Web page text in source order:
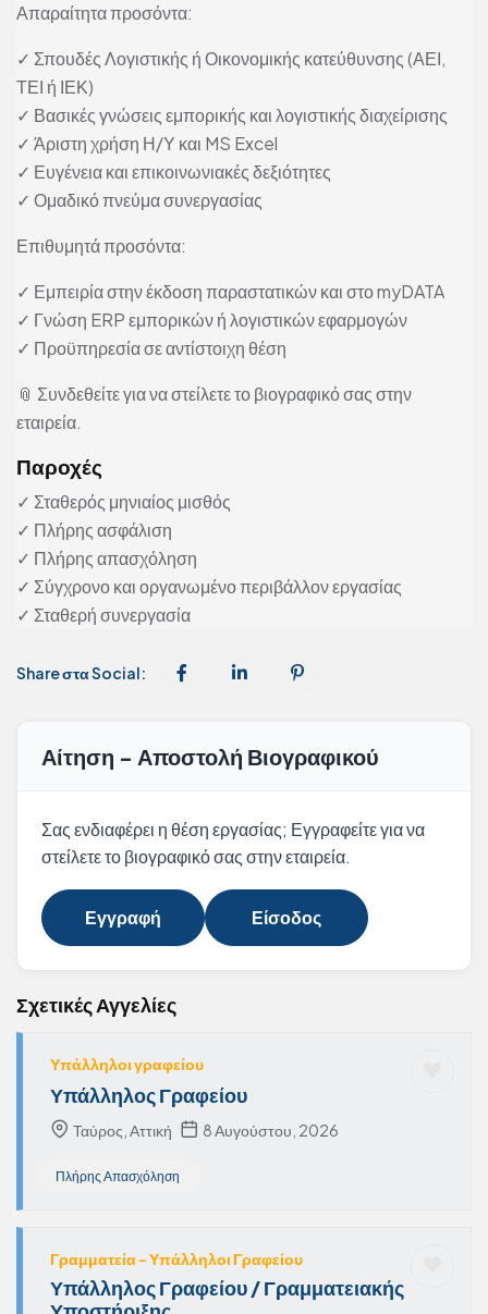
Απαραίτητα προσόντα:
✓ Σπουδές Λογιστικής ή Οικονομικής κατεύθυνσης (ΑΕΙ,
ΤΕΙ ή ΙΕΚ)
✓ Βασικές γνώσεις εμπορικής και λογιστικής διαχείρισης
✓ Άριστη χρήση Η/Υ και MS Excel
✓ Ευγένεια και επικοινωνιακές δεξιότητες
✓ Ομαδικό πνεύμα συνεργασίας
Επιθυμητά προσόντα:
✓ Εμπειρία στην έκδοση παραστατικών και στο myDATA
✓ Γνώση ERP εμπορικών ή λογιστικών εφαρμογών
✓ Προϋπηρεσία σε αντίστοιχη θέση
📎 Συνδεθείτε για να στείλετε το βιογραφικό σας στην
εταιρεία.
Παροχές
✓ Σταθερός μηνιαίος μισθός
✓ Πλήρης ασφάλιση
✓ Πλήρης απασχόληση
✓ Σύγχρονο και οργανωμένο περιβάλλον εργασίας
✓ Σταθερή συνεργασία
Share στα Social:
Αίτηση - Αποστολή Βιογραφικού
Σας ενδιαφέρει η θέση εργασίας; Εγγραφείτε για να
στείλετε το βιογραφικό σας στην εταιρεία.
Εγγραφή Είσοδος
Σχετικές Αγγελίες
Υπάλληλοι γραφείου
Υπάλληλος Γραφείου
Ταύρος, Αττική 8 Αυγούστου, 2026
Πλήρης Απασχόληση
Γραμματεία - Υπάλληλοι Γραφείου
Υπάλληλος Γραφείου / Γραμματειακής